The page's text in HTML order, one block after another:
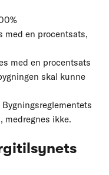
med en procentsats,
med en procentsats
skal kunne
medregnes ikke.